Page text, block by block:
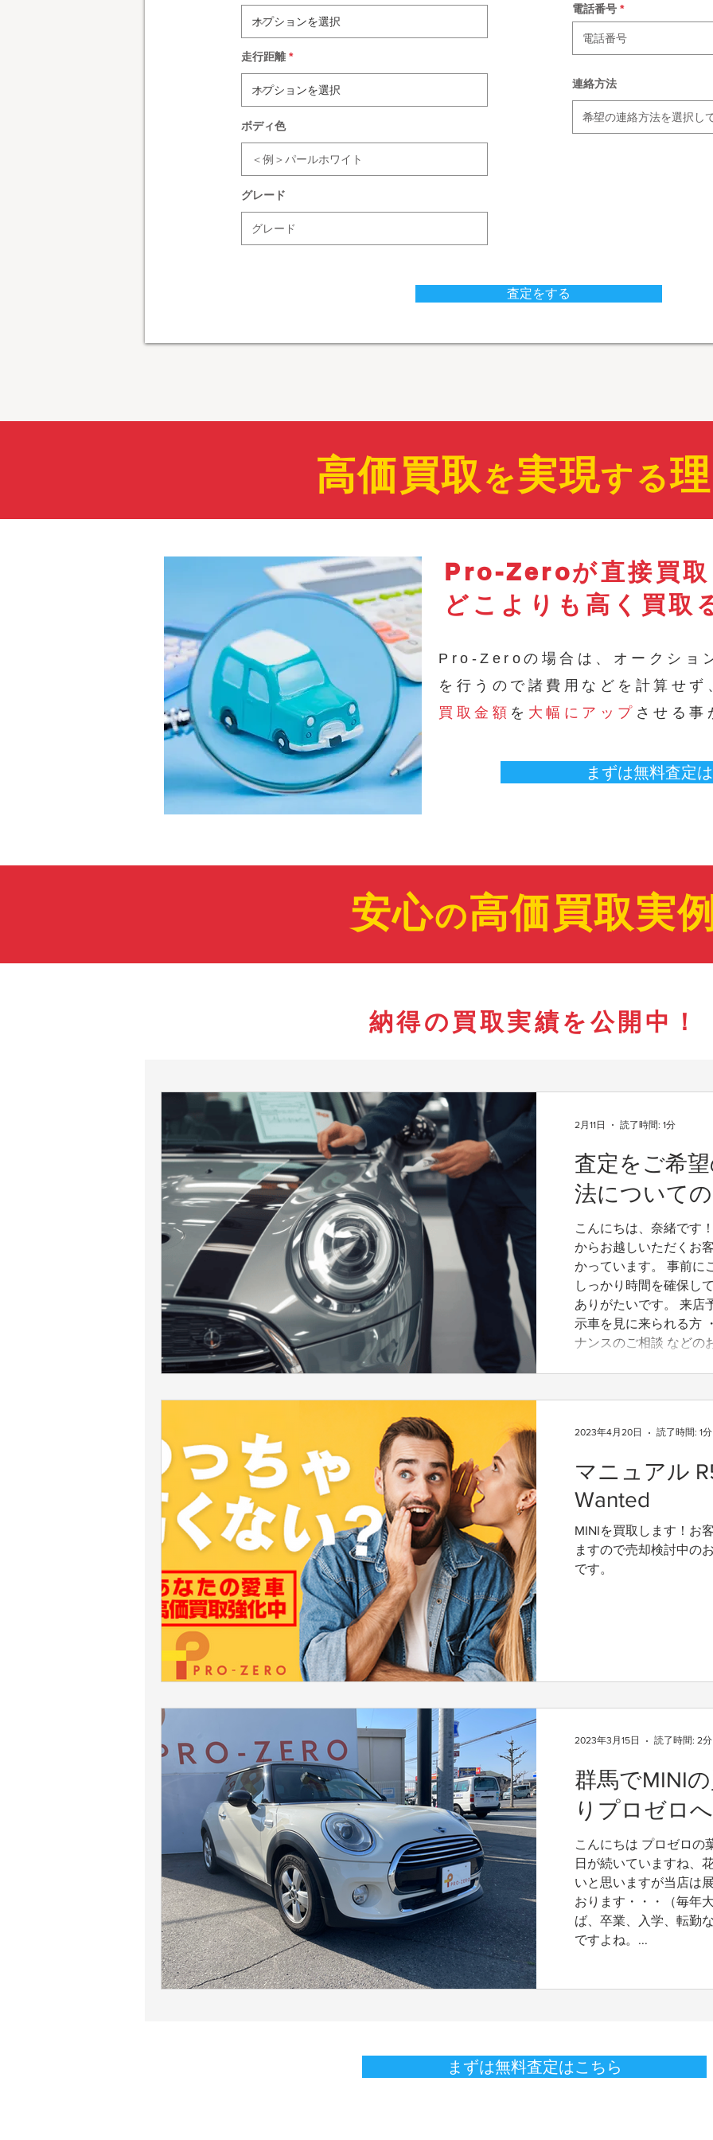
走行距離
ボディ色
電話番号
連絡方法
グレード
査定をする
高価買取 を実現する
Pro-Zeroが直接買取
どこよりも高く買取
Pro-Zeroの場合は、オークショ
を行うので諸費用などを計算せ
買取金額 を 大幅にアップ させる事
まずは無料査定
安心の高価買取実例
納得の買取実績を公開中！
査定をご希
法について
こんにちは、奈緒です
からお越しいただくお
かっています。 事前に
しっかり時間を確保し
ありがたいです。 来店
示車を見に来られる方
ナンスのご相談 などの
望だった」というケー
ます。 アンドレは外出
もスケジュールが埋ま
す。 査定予約フォーム
ルを調整しております
ず【査定専用予約フォ
たします。 ご協力お願
2月11日 読了時間: 1分
マニュアル
Wanted
MINIを買取します！お
ますので売却検討中の
です。
2023年4月20日 読了時間: 1分
群馬でMINI
りプロゼロへ
こんにちは プロゼロの
日が続いていますね、
いと思いますが当店は
おります・・・（毎年
ば、卒業、入学、転勤
ですよね。...
2023年3月15日 読了時間: 2分
まずは無料査定はこちら